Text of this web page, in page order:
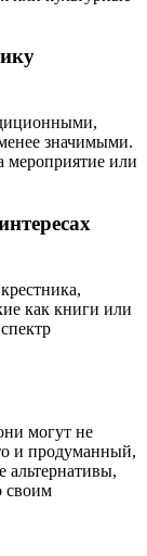
значимыми.
мероприятие или
как книги или
могут не
и продуманный,
альтернативы,
своим